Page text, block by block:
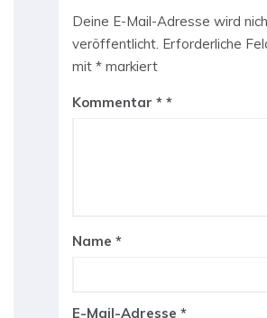
Deine E-Mail-Adresse wird
veröffentlicht. Erforderliche
mit * markiert
Kommentar *
Name *
E-Mail-Adresse *